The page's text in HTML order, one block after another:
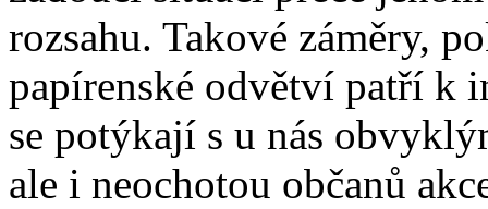
rozsahu. Takové záměry,
papírenské odvětví patří k
se potýkají s u nás
ale i neochotou občanů